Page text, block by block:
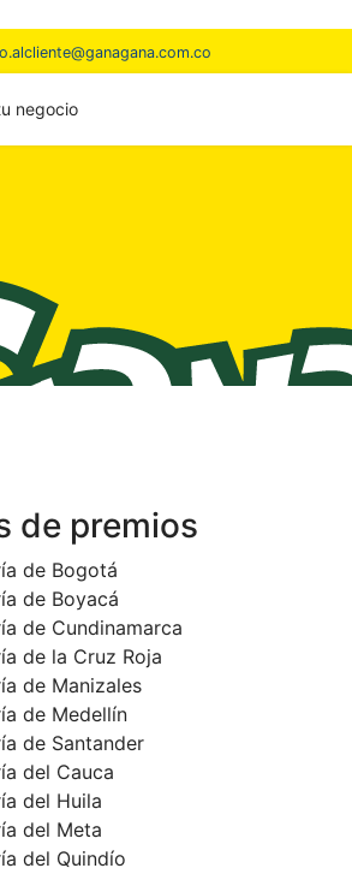
negocio
de premios
de Bogotá
de Boyacá
de Cundinamarca
de la Cruz Roja
de Manizales
de Medellín
de Santander
del Cauca
del Huila
del Meta
del Quindío